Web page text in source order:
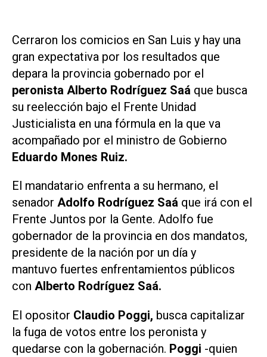
Cerraron los comicios en San Luis y hay una
gran expectativa por los resultados que
depara la provincia gobernado por el
peronista Alberto Rodríguez Saá que busca
su reelección bajo el Frente Unidad
Justicialista en una fórmula en la que va
acompañado por el ministro de Gobierno
Eduardo Mones Ruiz.
El mandatario enfrenta a su hermano, el
senador Adolfo Rodríguez Saá que irá con el
Frente Juntos por la Gente. Adolfo fue
gobernador de la provincia en dos mandatos,
presidente de la nación por un día y
mantuvo fuertes enfrentamientos públicos
con Alberto Rodríguez Saá.
El opositor Claudio Poggi, busca capitalizar
la fuga de votos entre los peronista y
quedarse con la gobernación. Poggi -quien